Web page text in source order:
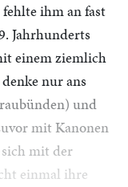
ihm an fast
Jahrhunderts
einem ziemlich
nur ans
und
mit Kanonen
mit der
einmal ihre